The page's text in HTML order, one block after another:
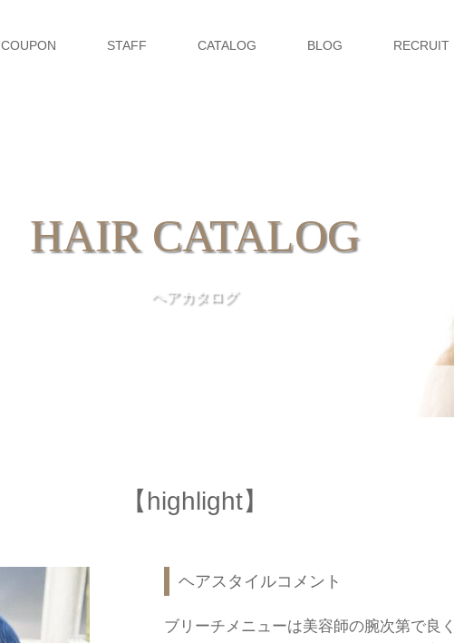
STAFF CATALOG BLOG RECRUIT
HAIR CATALOG
ヘアカタログ
【highlight】
ヘアスタイルコメント
ブリーチメニューは美容師の腕次第で良